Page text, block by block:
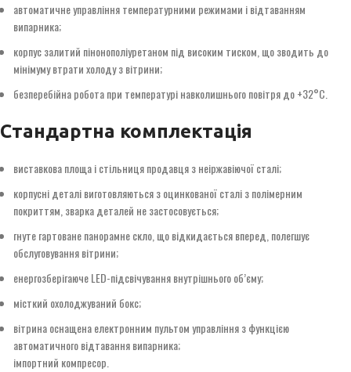
автоматичне управління температурними режимами і відтаванням
випарника;
корпус залитий пінонополіуретаном під високим тиском, що зводить до
мінімуму втрати холоду з вітрини;
безперебійна робота при температурі навколишнього повітря до +32°С.
Стандартна комплектація
виставкова площа і стільниця продавця з неіржавіючої сталі;
корпусні деталі виготовляються з оцинкованої сталі з полімерним
покриттям, зварка деталей не застосовується;
гнуте гартоване панорамне скло, що відкидається вперед, полегшує
обслуговування вітрини;
енергозберігаюче LED-підсвічування внутрішнього об’єму;
місткий охолоджуваний бокс;
вітрина оснащена електронним пультом управління з функцією
автоматичного відтавання випарника;
імпортний компресор.